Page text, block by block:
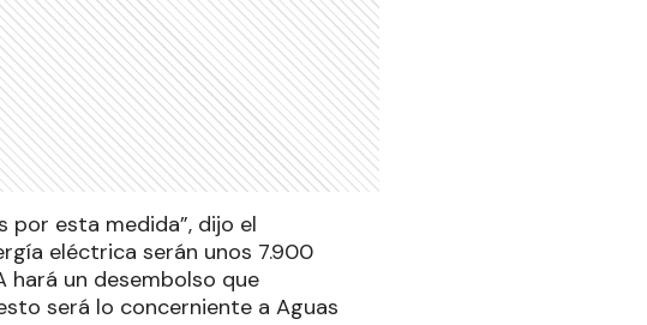
por esta medida”, dijo el
eléctrica serán unos 7.900
hará un desembolso que
será lo concerniente a Aguas